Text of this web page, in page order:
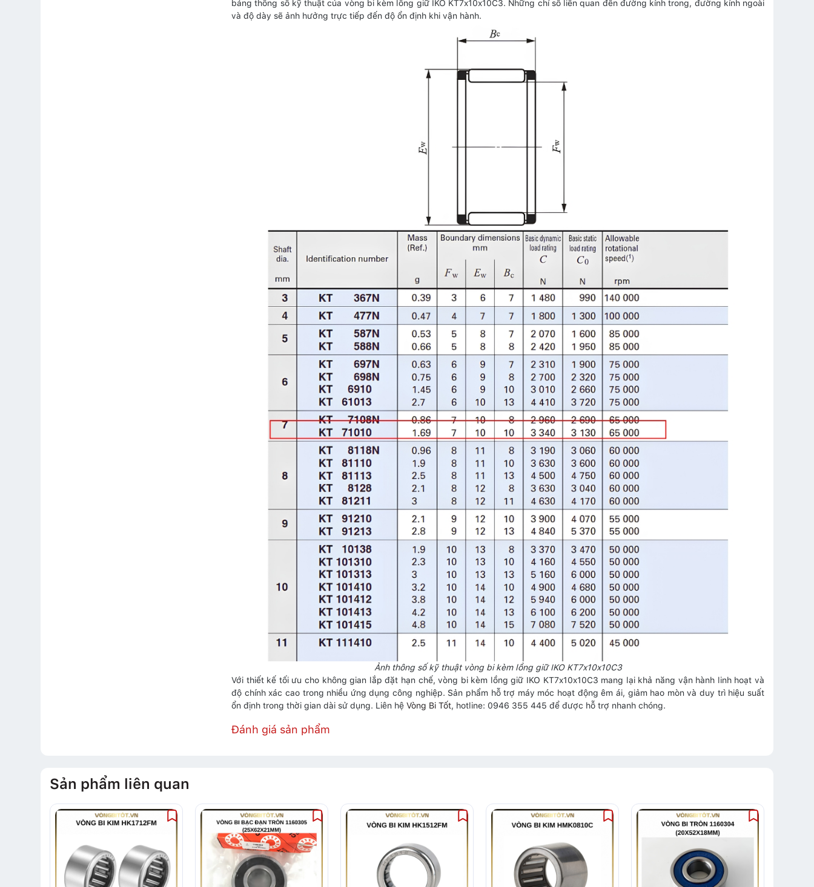
bảng thông số kỹ thuật của vòng bi kèm lồng giữ IKO KT7x10x10C3. Những chỉ số liên quan đến đường kính trong, đường kính ngoài
và độ dày sẽ ảnh hưởng trực tiếp đến độ ổn định khi vận hành.
Ảnh thông số kỹ thuật vòng bi kèm lồng giữ IKO KT7x10x10C3
Với thiết kế tối ưu cho không gian lắp đặt hạn chế, vòng bi kèm lồng giữ IKO KT7x10x10C3 mang lại khả năng vận hành linh hoạt và
độ chính xác cao trong nhiều ứng dụng công nghiệp. Sản phẩm hỗ trợ máy móc hoạt động êm ái, giảm hao mòn và duy trì hiệu suất
ổn định trong thời gian dài sử dụng. Liên hệ Vòng Bi Tốt, hotline: 0946 355 445 để được hỗ trợ nhanh chóng.
Đánh giá sản phẩm
Sản phẩm liên quan